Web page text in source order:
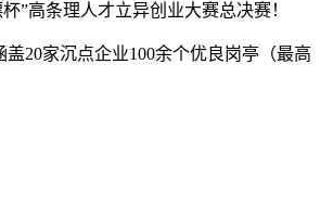
”高条理人才立异创业大赛总决赛！
20家沉点企业100余个优良岗亭（最高